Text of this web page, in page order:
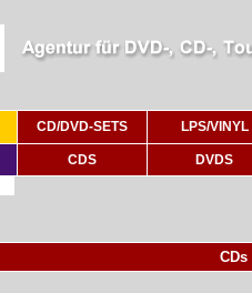
CD/DVD-SETS LPS/VINYL
CDS DVDS
CDs